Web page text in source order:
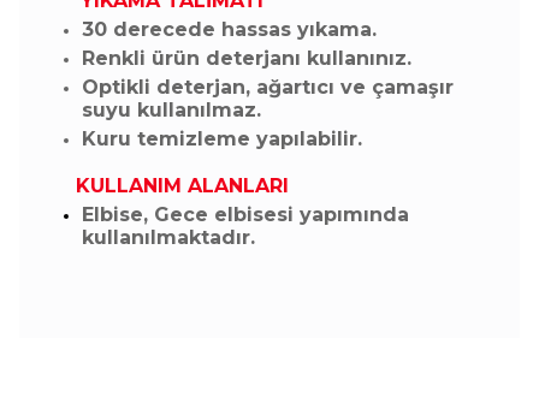
30 derecede hassas yıkama.
Renkli ürün deterjanı kullanınız.
Optikli deterjan, ağartıcı ve çamaşır
suyu kullanılmaz.
Kuru temizleme yapılabilir.
KULLANIM ALANLARI
Elbise, Gece elbisesi yapımında
kullanılmaktadır.